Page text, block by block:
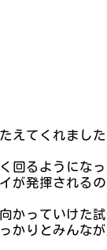
えてくれました
回るようにな
が発揮される
かっていけた
かりとみんな